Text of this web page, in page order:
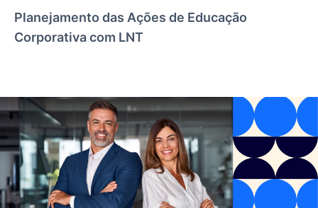
Planejamento das Ações de Educação
Corporativa com LNT